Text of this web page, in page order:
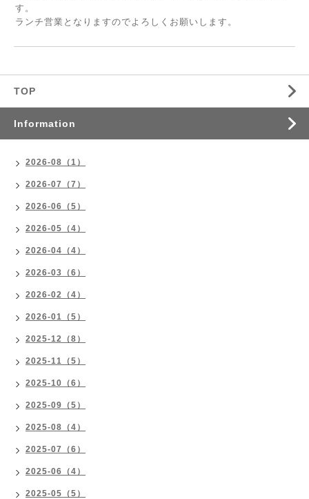
す。
ランチ営業となりますのでよろしくお願いします。
TOP
Information
2026-08（1）
2026-07（7）
2026-06（5）
2026-05（4）
2026-04（4）
2026-03（6）
2026-02（4）
2026-01（5）
2025-12（8）
2025-11（5）
2025-10（6）
2025-09（5）
2025-08（4）
2025-07（6）
2025-06（4）
2025-05（5）